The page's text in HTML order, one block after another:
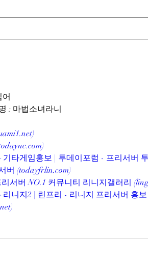
: 마법소녀라니
)
)
타게임홍보 | 투데이포럼 - 프리서버
버 (todayfrlin.com)
서버 NO.1 커뮤니티 리니지갤러리 (
리니지2 | 린프리 - 리니지 프리서버 홍
)